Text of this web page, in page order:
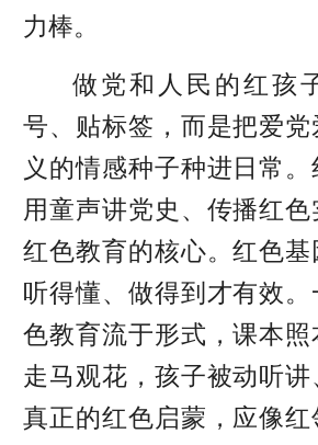
力棒。
做党和人民的红孩
号、贴标签，而是把爱
义的情感种子种进日常
用童声讲党史、传播红
红色教育的核心。红色基
听得懂、做得到才有效
色教育流于形式，课本
走马观花，孩子被动听讲
真正的红色启蒙，应像